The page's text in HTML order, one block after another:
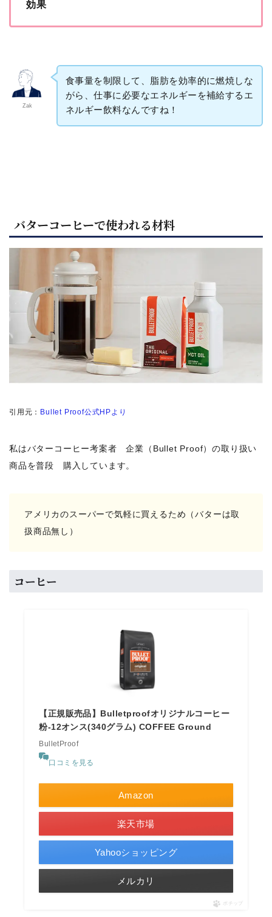
効果
Zak
食事量を制限して、脂肪を効率的に燃焼しな
がら、仕事に必要なエネルギーを補給するエ
ネルギー飲料なんですね！
バターコーヒーで使われる材料
引用元： Bullet Proof公式HPより
私はバターコーヒー考案者 企業（Bullet Proof）の取り扱い
商品を普段 購入しています。
アメリカのスーパーで気軽に買えるため（バターは取
扱商品無し）
コーヒー
【正規販売品】Bulletproofオリジナルコーヒー
粉-12オンス(340グラム) COFFEE Ground
BulletProof
口コミを見る
Amazon
楽天市場
Yahooショッピング
メルカリ
ポチップ